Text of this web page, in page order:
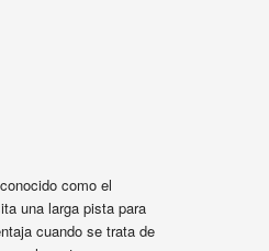
como el
una larga pista para
cuando se trata de